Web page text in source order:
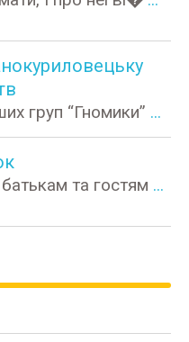
груп “Гномики” ...
та гостям ...